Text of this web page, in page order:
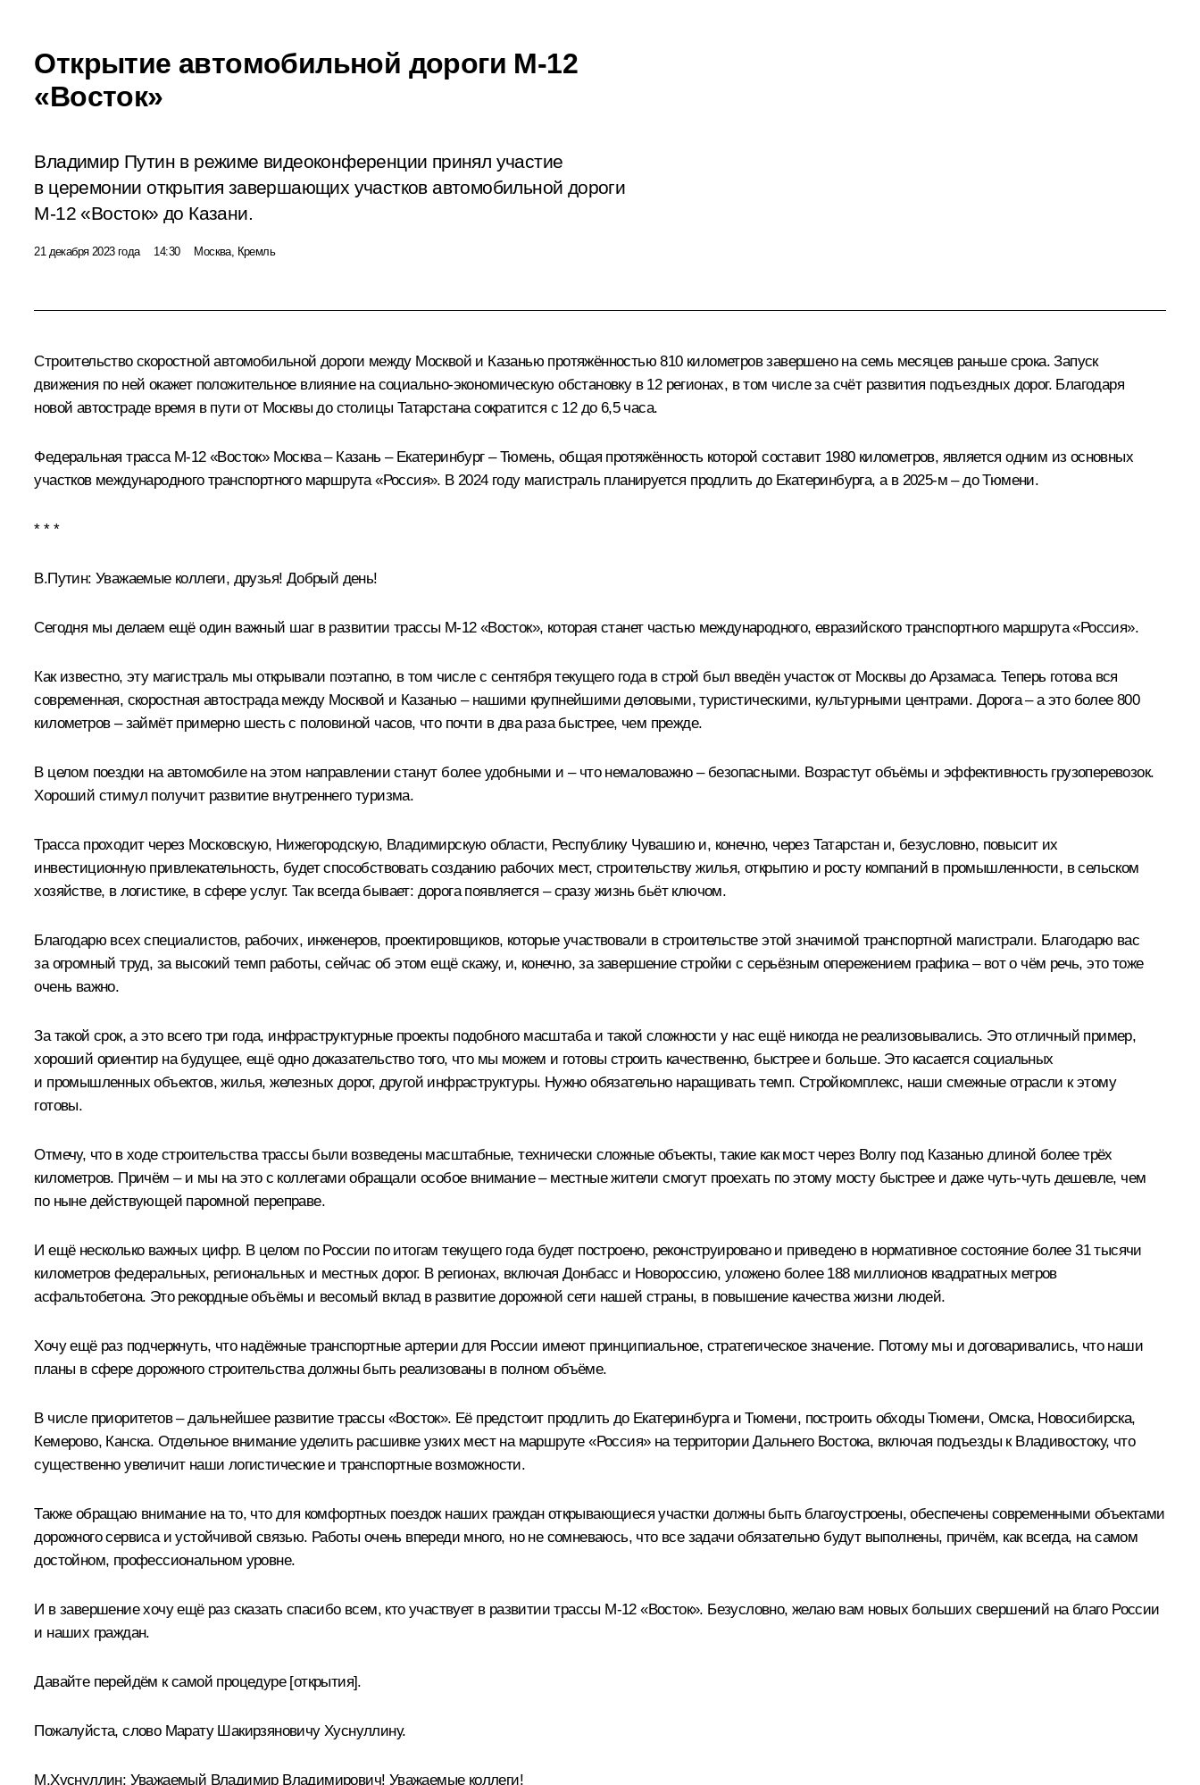
Открытие автомобильной дороги М-12
«Восток»
Владимир Путин в режиме видеоконференции принял участие
в церемонии открытия завершающих участков автомобильной дороги
М-12 «Восток» до Казани.
21 декабря 2023 года 14:30 Москва, Кремль
Строительство скоростной автомобильной дороги между Москвой и Казанью протяжённостью 810 километров завершено на семь месяцев раньше срока. Запуск
движения по ней окажет положительное влияние на социально-экономическую обстановку в 12 регионах, в том числе за счёт развития подъездных дорог. Благодаря
новой автостраде время в пути от Москвы до столицы Татарстана сократится с 12 до 6,5 часа.
Федеральная трасса М-12 «Восток» Москва – Казань – Екатеринбург – Тюмень, общая протяжённость которой составит 1980 километров, является одним из основных
участков международного транспортного маршрута «Россия». В 2024 году магистраль планируется продлить до Екатеринбурга, а в 2025-м – до Тюмени.
* * *
В.Путин: Уважаемые коллеги, друзья! Добрый день!
Сегодня мы делаем ещё один важный шаг в развитии трассы М-12 «Восток», которая станет частью международного, евразийского транспортного маршрута «Россия».
Как известно, эту магистраль мы открывали поэтапно, в том числе с сентября текущего года в строй был введёнучасток от Москвы до Арзамаса. Теперь готова вся
современная, скоростная автострада между Москвой и Казанью – нашими крупнейшими деловыми, туристическими, культурными центрами. Дорога – а это более 800
километров – займёт примерно шесть с половиной часов, что почти в два раза быстрее, чем прежде.
В целом поездки на автомобиле на этом направлении станут более удобными и – что немаловажно – безопасными. Возрастут объёмы и эффективность грузоперевозок.
Хороший стимул получит развитие внутреннего туризма.
Трасса проходит через Московскую, Нижегородскую, Владимирскую области, Республику Чувашию и, конечно, через Татарстан и, безусловно, повысит их
инвестиционную привлекательность, будет способствовать созданию рабочих мест, строительству жилья, открытию и росту компаний в промышленности, в сельском
хозяйстве, в логистике, в сфере услуг. Так всегда бывает: дорога появляется – сразу жизнь бьёт ключом.
Благодарю всех специалистов, рабочих, инженеров, проектировщиков, которые участвовали в строительстве этой значимой транспортной магистрали. Благодарю вас
за огромный труд, за высокий темп работы, сейчас об этом ещё скажу, и, конечно, за завершение стройки с серьёзным опережением графика – вот о чём речь, это тоже
очень важно.
За такой срок, а это всего три года, инфраструктурные проекты подобного масштаба и такой сложности у нас ещё никогда не реализовывались. Это отличный пример,
хороший ориентир на будущее, ещё одно доказательство того, что мы можем и готовы строить качественно, быстрее и больше. Это касается социальных
и промышленных объектов, жилья, железных дорог, другой инфраструктуры. Нужно обязательно наращивать темп. Стройкомплекс, наши смежные отрасли к этому
готовы.
Отмечу, что в ходе строительства трассы были возведены масштабные, технически сложные объекты, такие как мост через Волгу под Казанью длиной более трёх
километров. Причём – и мы на это с коллегами обращали особое внимание – местные жители смогут проехать по этому мосту быстрее и даже чуть-чуть дешевле, чем
по ныне действующей паромной переправе.
И ещё несколько важных цифр. В целом по России по итогам текущего года будет построено, реконструировано и приведено в нормативное состояние более 31 тысячи
километров федеральных, региональных и местных дорог. В регионах, включая Донбасс и Новороссию, уложено более 188 миллионов квадратных метров
асфальтобетона. Это рекордные объёмы и весомый вклад в развитие дорожной сети нашей страны, в повышение качества жизни людей.
Хочу ещё раз подчеркнуть, что надёжные транспортные артерии для России имеют принципиальное, стратегическое значение. Потому мы и договаривались, что наши
планы в сфере дорожного строительства должны быть реализованы в полном объёме.
В числе приоритетов – дальнейшее развитие трассы «Восток». Её предстоит продлить до Екатеринбурга и Тюмени, построить обходы Тюмени, Омска, Новосибирска,
Кемерово, Канска. Отдельное внимание уделить расшивке узких мест на маршруте «Россия» на территории Дальнего Востока, включая подъезды к Владивостоку, что
существенно увеличит наши логистические и транспортные возможности.
Также обращаю внимание на то, что для комфортных поездок наших граждан открывающиеся участки должны быть благоустроены, обеспечены современными объектами
дорожного сервиса и устойчивой связью. Работы очень впереди много, но не сомневаюсь, что все задачи обязательно будут выполнены, причём, как всегда, на самом
достойном, профессиональном уровне.
И в завершение хочу ещё раз сказать спасибо всем, кто участвует в развитии трассы М-12 «Восток». Безусловно, желаю вам новых больших свершений на благо России
и наших граждан.
Давайте перейдём к самой процедуре [открытия].
Пожалуйста, слово Марату Шакирзяновичу Хуснуллину.
М.Хуснуллин: Уважаемый Владимир Владимирович! Уважаемые коллеги!